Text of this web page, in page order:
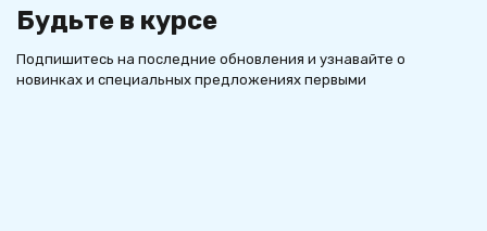
Будьте в курсе
Подпишитесь на последние обновления и узнавайте о
новинках и специальных предложениях первыми